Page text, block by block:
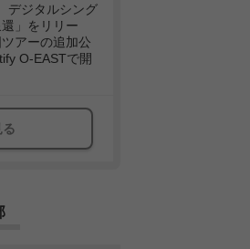
デジタルシング
」をリリー
アーの追加公
O-EASTで開
る